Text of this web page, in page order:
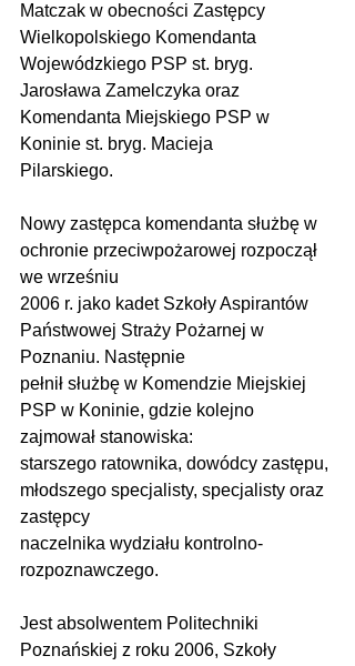
Matczak w obecności Zastępcy
Wielkopolskiego Komendanta
Wojewódzkiego PSP st. bryg.
Jarosława Zamelczyka oraz
Komendanta Miejskiego PSP w
Koninie st. bryg. Macieja
Pilarskiego.
Nowy zastępca komendanta służbę w
ochronie przeciwpożarowej rozpoczął
we wrześniu
2006 r. jako kadet Szkoły Aspirantów
Państwowej Straży Pożarnej w
Poznaniu. Następnie
pełnił służbę w Komendzie Miejskiej
PSP w Koninie, gdzie kolejno
zajmował stanowiska:
starszego ratownika, dowódcy zastępu,
młodszego specjalisty, specjalisty oraz
zastępcy
naczelnika wydziału kontrolno-
rozpoznawczego.
Jest absolwentem Politechniki
Poznańskiej z roku 2006, Szkoły